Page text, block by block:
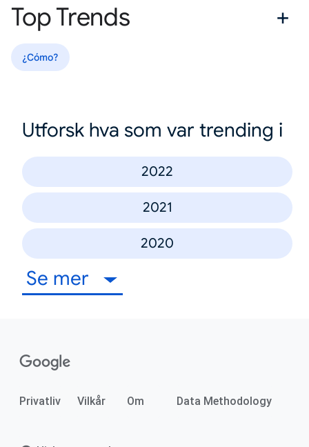
Top Trends
¿Cómo?
Utforsk hva som var trending i
2022
2021
2020
Se mer
Privatliv Vilkår Om Data Methodology